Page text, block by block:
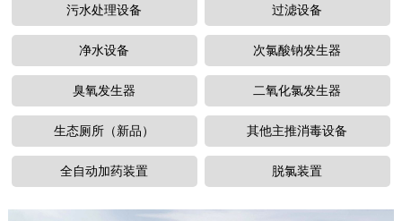
污水处理设备 过滤设备
净水设备 次氯酸钠发生器
臭氧发生器 二氧化氯发生器
生态厕所（新品） 其他主推消毒设备
全自动加药装置 脱氯装置